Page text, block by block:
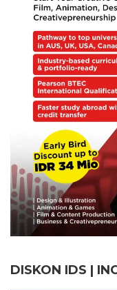
DISKON IDS |